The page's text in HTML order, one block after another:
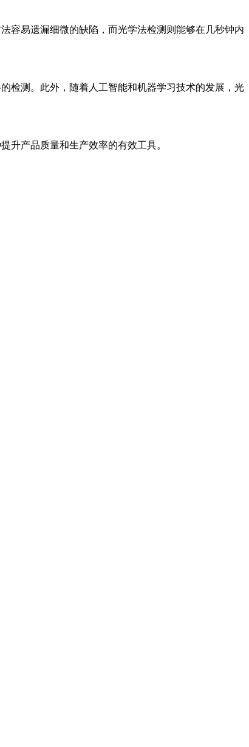
容易遗漏细微的缺陷，而光学法检测则能够在几秒钟内
检测。此外，随着人工智能和机器学习技术的发展，光
升产品质量和生产效率的有效工具。